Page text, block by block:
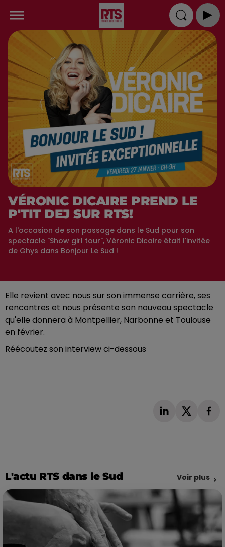
VÉRONIC DICAIRE PREND LE
P'TIT DEJ SUR RTS!
A l'occasion de son passage dans le Sud pour son
spectacle "Show girl tour", Véronic Dicaire était l'invitée
de Ghys dans Bonjour Le Sud !
Elle revient avec nous sur son immense carrière, ses
rencontres et nous présente son nouveau spectacle
qu'elle donnera à Montpellier, Narbonne et Toulouse
en février.
Réécoutez son interview ci-dessous
L'actu RTS dans le Sud Voir plus